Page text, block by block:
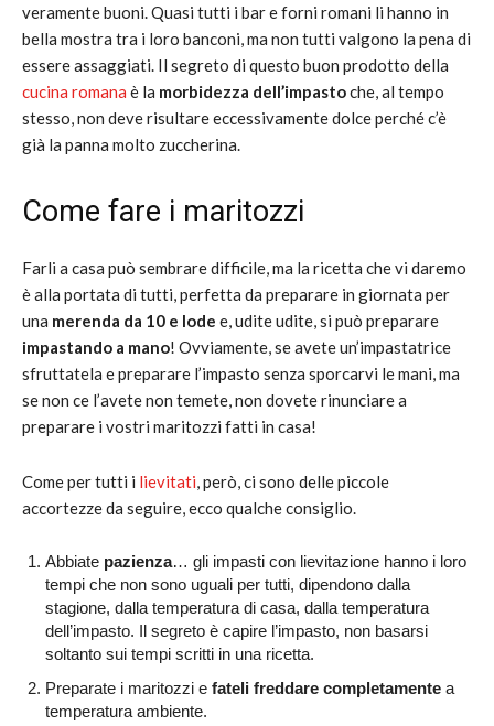
veramente buoni. Quasi tutti i bar e forni romani li hanno in
bella mostra tra i loro banconi, ma non tutti valgono la pena di
essere assaggiati. Il segreto di questo buon prodotto della
cucina romana è la morbidezza dell’impastoche, al tempo
stesso, non deve risultare eccessivamente dolce perché c’è
già la panna molto zuccherina.
Come fare i maritozzi
Farli a casa può sembrare difficile, ma la ricetta che vi daremo
è alla portata di tutti, perfetta da preparare in giornata per
una merenda da 10 e lode e, udite udite, si può preparare
impastando a mano! Ovviamente, se avete un’impastatrice
sfruttatela e preparare l’impasto senza sporcarvi le mani, ma
se non ce l’avete non temete, non dovete rinunciare a
preparare i vostri maritozzi fatti in casa!
Come per tutti i lievitati, però, ci sono delle piccole
accortezze da seguire, ecco qualche consiglio.
Abbiate pazienza… gli impasti con lievitazione hanno i loro
tempi che non sono uguali per tutti, dipendono dalla
stagione, dalla temperatura di casa, dalla temperatura
dell’impasto. Il segreto è capire l’impasto, non basarsi
soltanto sui tempi scritti in una ricetta.
Preparate i maritozzi e fateli freddare completamente a
temperatura ambiente.